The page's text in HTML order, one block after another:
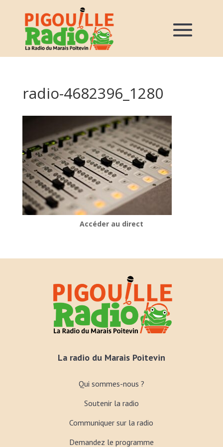
radio-4682396_1280
Accéder au direct
La radio du Marais Poitevin
Qui sommes-nous ?
Soutenir la radio
Communiquer sur la radio
Demandez le programme